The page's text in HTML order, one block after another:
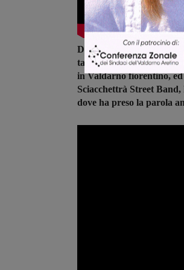
Da piazza Don Minzoni
tantissime persone,
in Valdarno fiorentino, ed
Sciacchettrà Street
dove ha preso la parola